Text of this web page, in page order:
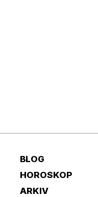
BLOG
HOROSKOP
ARKIV